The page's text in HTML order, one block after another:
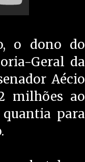
o dono do
Geral da
Aécio
milhões ao
para